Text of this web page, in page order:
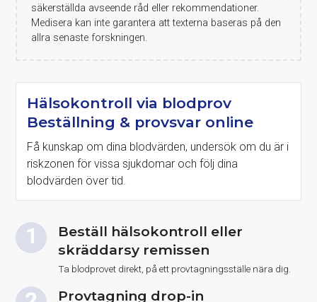
säkerställda avseende råd eller rekommendationer.
Medisera kan inte garantera att texterna baseras på den
allra senaste forskningen.
Hälsokontroll via blodprov
Beställning & provsvar online
Få kunskap om dina blodvärden, undersök om du är i
riskzonen för vissa sjukdomar och följ dina
blodvärden över tid.
Beställ hälsokontroll eller
skräddarsy remissen
Ta blodprovet direkt, på ett provtagningsställe nära dig.
Provtagning drop-in